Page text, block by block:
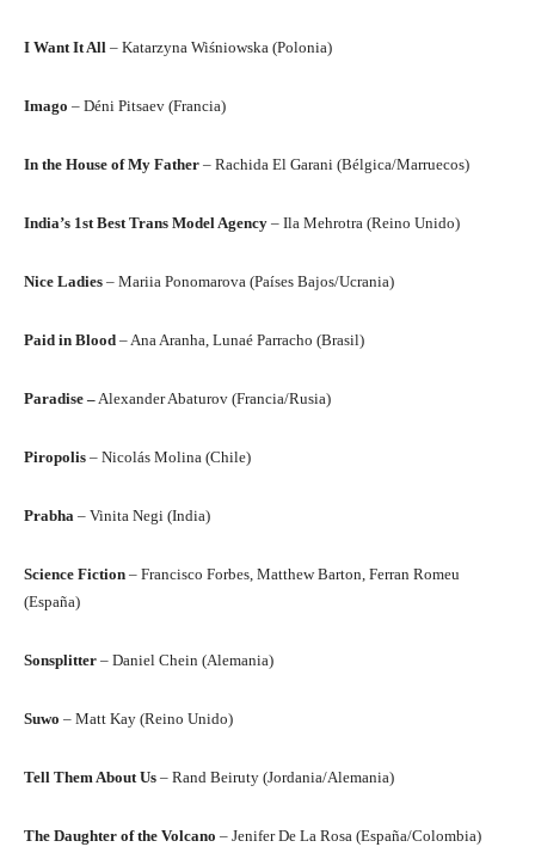
I Want It All – Katarzyna Wiśniowska (Polonia)
Imago – Déni Pitsaev (Francia)
In the House of My Father – Rachida El Garani (Bélgica/Marruecos)
India’s 1st Best Trans Model Agency – Ila Mehrotra (Reino Unido)
Nice Ladies – Mariia Ponomarova (Países Bajos/Ucrania)
Paid in Blood – Ana Aranha, Lunaé Parracho (Brasil)
Paradise –Alexander Abaturov (Francia/Rusia)
Piropolis – Nicolás Molina (Chile)
Prabha – Vinita Negi (India)
Science Fiction – Francisco Forbes, Matthew Barton, Ferran Romeu
(España)
Sonsplitter – Daniel Chein (Alemania)
Suwo – Matt Kay (Reino Unido)
Tell Them About Us – Rand Beiruty (Jordania/Alemania)
The Daughter of the Volcano – Jenifer De La Rosa (España/Colombia)